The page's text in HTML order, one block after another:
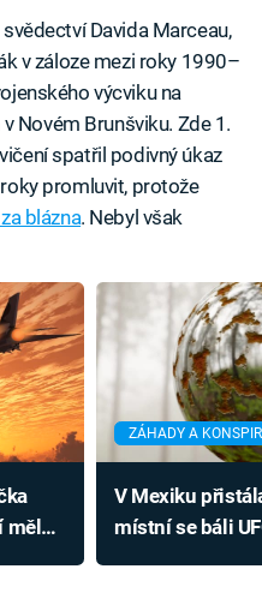
Davida Marceau,
v záloze mezi roky 1990–
výcviku na
Novém Brunšviku. Zde 1.
spatřil podivný úkaz
promluvit, protože
blázna. Nebyl však
mělo
ZÁHADY A
V Mexiku
místní se báli